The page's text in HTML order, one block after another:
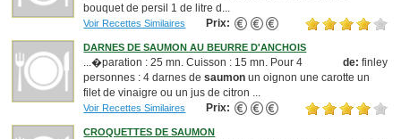
bouquet de persil 1 de litre d...
Voir Recettes Similaires Prix:
DARNES DE SAUMON AU BEURRE D'ANCHOIS
de: finley
...�paration : 25 mn. Cuisson : 15 mn. Pour 4
personnes : 4 darnes desaumon un oignon une carotte un
filet de vinaigre ou un jus de citron ...
Voir Recettes Similaires Prix:
CROQUETTES DE SAUMON